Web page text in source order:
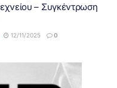
– Συγκέντρωση
12/11/2025 0